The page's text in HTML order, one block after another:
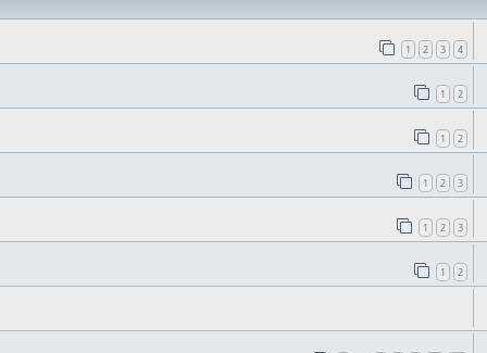
1 2 3 4
1 2
1 2
1 2 3
1 2 3
1 2